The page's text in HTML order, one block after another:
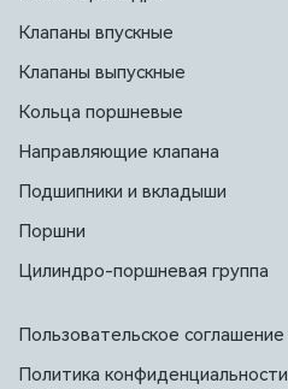
Клапаны впускные
Клапаны выпускные
Кольца поршневые
Направляющие клапана
Подшипники и вкладыши
Поршни
Цилиндро-поршневая группа
Пользовательское соглашение
Политика конфиденциальности